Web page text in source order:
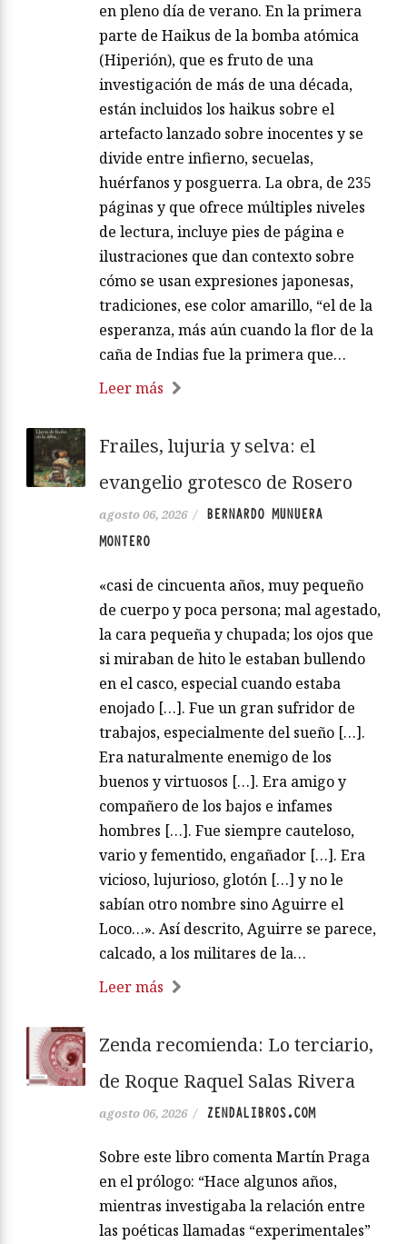
en pleno día de verano. En la primera
parte de Haikus de la bomba atómica
(Hiperión), que es fruto de una
investigación de más de una década,
están incluidos los haikus sobre el
artefacto lanzado sobre inocentes y se
divide entre infierno, secuelas,
huérfanos y posguerra. La obra, de 235
páginas y que ofrece múltiples niveles
de lectura, incluye pies de página e
ilustraciones que dan contexto sobre
cómo se usan expresiones japonesas,
tradiciones, ese color amarillo, “el de la
esperanza, más aún cuando la flor de la
caña de Indias fue la primera que…
Leer más
Frailes, lujuria y selva: el
evangelio grotesco de Rosero
agosto 06, 2026 /
BERNARDO MUNUERA
MONTERO
«casi de cincuenta años, muy pequeño
de cuerpo y poca persona; mal agestado,
la cara pequeña y chupada; los ojos que
si miraban de hito le estaban bullendo
en el casco, especial cuando estaba
enojado […]. Fue un gran sufridor de
trabajos, especialmente del sueño […].
Era naturalmente enemigo de los
buenos y virtuosos […]. Era amigo y
compañero de los bajos e infames
hombres […]. Fue siempre cauteloso,
vario y fementido, engañador […]. Era
vicioso, lujurioso, glotón […] y no le
sabían otro nombre sino Aguirre el
Loco…». Así descrito, Aguirre se parece,
calcado, a los militares de la…
Leer más
Zenda recomienda: Lo terciario,
de Roque Raquel Salas Rivera
agosto 06, 2026 / ZENDALIBROS.COM
Sobre este libro comenta Martín Praga
en el prólogo: “Hace algunos años,
mientras investigaba la relación entre
las poéticas llamadas “experimentales”